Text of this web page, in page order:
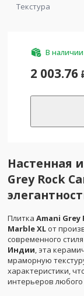
Текстура
В наличии
2 003.76
Настенная
Grey Rock
Плитка Amani Grey
Marble XL от
современного
Индии , эта
мраморную
характеристики,
интерьеров